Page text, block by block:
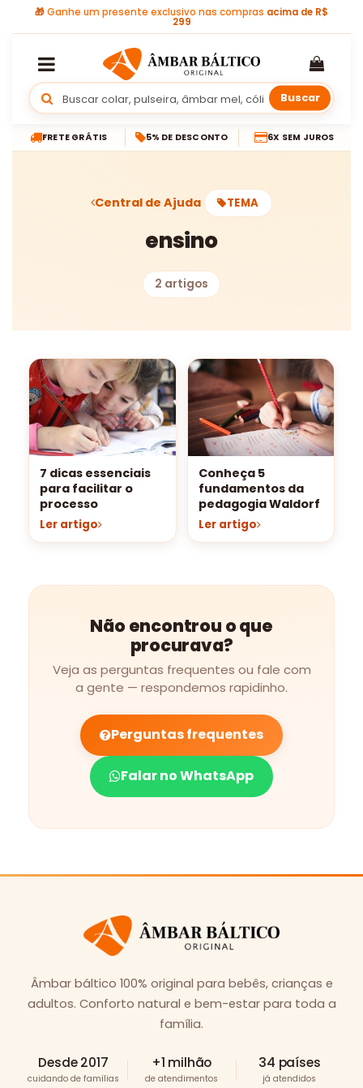
🎁Ganhe um presente exclusivo nas compras acima de R$
299
Buscar
FRETE GRÁTIS 5% DE DESCONTO 6X SEM JUROS
Central de Ajuda TEMA
ensino
2 artigos
7 dicas essenciais
para facilitar o
processo
Ler artigo
Conheça 5
fundamentos da
pedagogia Waldorf
Ler artigo
Não encontrou o que
procurava?
Veja as perguntas frequentes ou fale com
a gente — respondemos rapidinho.
Perguntas frequentes
Falar no WhatsApp
Âmbar báltico 100% original para bebês, crianças e
adultos. Conforto natural e bem-estar para toda a
família.
Desde 2017
cuidando de famílias
+1 milhão
de atendimentos
34 países
já atendidos